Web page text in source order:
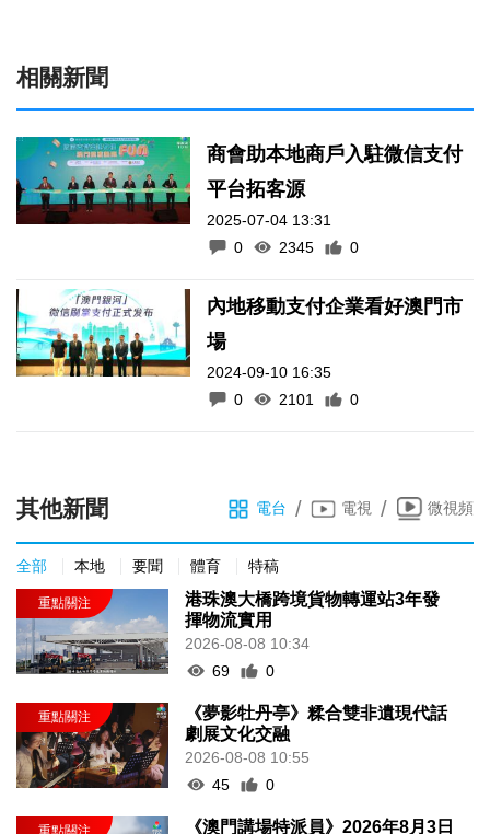
相關新聞
商會助本地商戶入駐微信支付
平台拓客源
2025-07-04 13:31
0
2345 0
內地移動支付企業看好澳門市
場
2024-09-10 16:35
0
2101 0
其他新聞 電台 / 電視 / 微視頻
全部 本地 要聞 體育 特稿
港珠澳大橋跨境貨物轉運站3年發
揮物流實用
2026-08-08 10:34
69
0
《夢影牡丹亭》糅合雙非遺現代話
劇展文化交融
2026-08-08 10:55
45
0
《澳門講場特派員》2026年8月3日